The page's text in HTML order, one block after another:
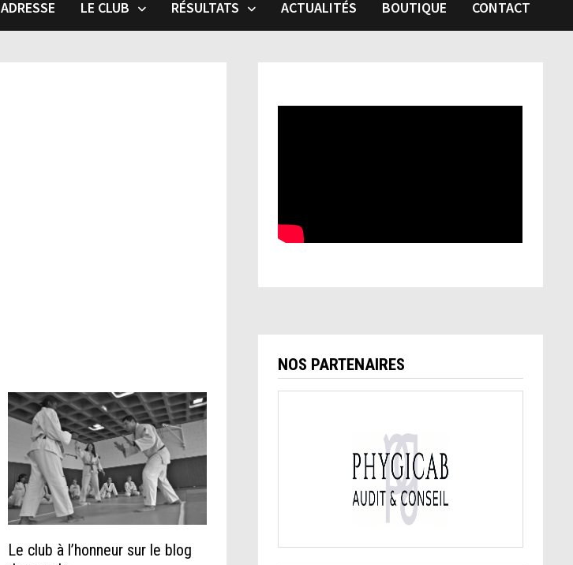
ADRESSE LE CLUB RÉSULTATS ACTUALITÉS BOUTIQUE CONTACT
Le club à l’honneur sur le blog
NOS PARTENAIRES